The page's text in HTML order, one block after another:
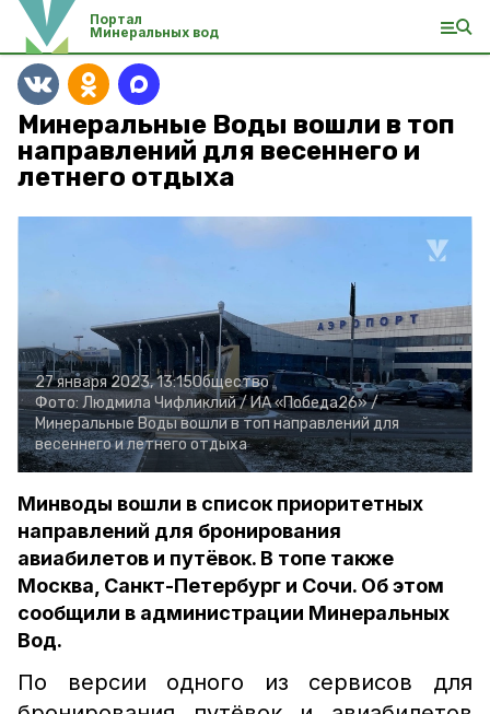
Портал
Минеральных вод
Минеральные Воды вошли в топ
направлений для весеннего и
летнего отдыха
27 января 2023, 13:15Общество
Фото: Людмила Чифликлий /ИА «Победа26» /
Минеральные Воды вошли в топ направлений для
весеннего и летнего отдыха
Минводы вошли в список приоритетных
направлений для бронирования
авиабилетов и путёвок. В топе также
Москва, Санкт-Петербург и Сочи. Об этом
сообщили в администрации Минеральных
Вод.
По версии одного из сервисов для